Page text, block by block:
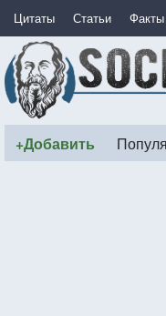
Цитаты Статьи Факты
+Добавить